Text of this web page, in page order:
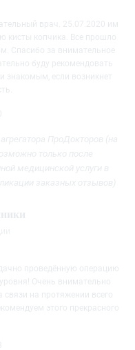
врач. 25.07.2020 им
кисты копчика. Все прошло
Спасибо за внимательное
буду рекомендовать
знакомым, если возникнет
ПроДокторов (на
только после
медицинской услуги в
заказных отзывов)
проведённую операцию
Очень внимательно
связи на протяжении всего
этого прекрасного